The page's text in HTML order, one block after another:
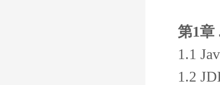
第1章
1.1
1.2